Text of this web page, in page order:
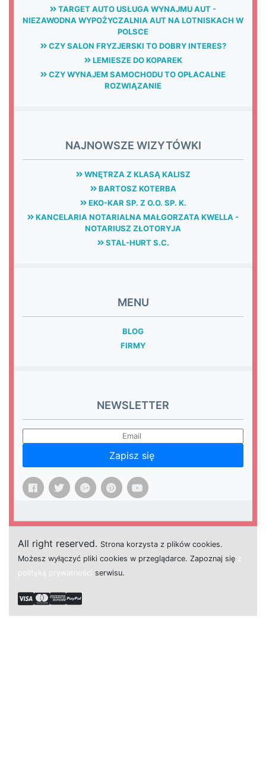
TARGET AUTO USŁUGA WYNAJMU AUT -
NIEZAWODNA WYPOŻYCZALNIA AUT NA LOTNISKACH W
POLSCE
CZY SALON FRYZJERSKI TO DOBRY INTERES?
LEMIESZE DO KOPAREK
CZY WYNAJEM SAMOCHODU TO OPŁACALNE
ROZWIĄZANIE
NAJNOWSZE WIZYTÓWKI
WNĘTRZA Z KLASĄ KALISZ
BARTOSZ KOTERBA
EKO-KAR SP. Z O.O. SP. K.
KANCELARIA NOTARIALNA MAŁGORZATA KWELLA -
NOTARIUSZ ZŁOTORYJA
STAL-HURT S.C.
MENU
BLOG
FIRMY
NEWSLETTER
Zapisz się
All right reserved. Strona korzysta z plików cookies.
Możesz wyłączyć pliki cookies w przeglądarce. Zapoznaj się z
polityką prywatności serwisu.